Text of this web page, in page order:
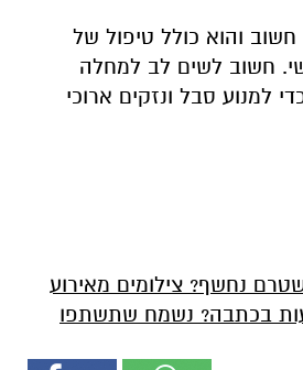
חשוב והוא כולל טיפול של
חשוב לשים לב למחלה
למנוע סבל ונזקים ארוכי
נחשף? צילומים מאירוע
בכתבה? נשמח שתשתפו